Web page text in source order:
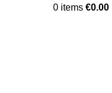
0 items €0.00